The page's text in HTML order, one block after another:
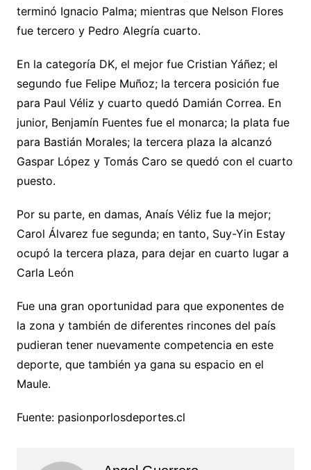
terminó Ignacio Palma; mientras que Nelson Flores
fue tercero y Pedro Alegría cuarto.
En la categoría DK, el mejor fue Cristian Yáñez; el
segundo fue Felipe Muñoz; la tercera posición fue
para Paul Véliz y cuarto quedó Damián Correa. En
junior, Benjamín Fuentes fue el monarca; la plata fue
para Bastián Morales; la tercera plaza la alcanzó
Gaspar López y Tomás Caro se quedó con el cuarto
puesto.
Por su parte, en damas, Anaís Véliz fue la mejor;
Carol Álvarez fue segunda; en tanto, Suy-Yin Estay
ocupó la tercera plaza, para dejar en cuarto lugar a
Carla León
Fue una gran oportunidad para que exponentes de
la zona y también de diferentes rincones del país
pudieran tener nuevamente competencia en este
deporte, que también ya gana su espacio en el
Maule.
Fuente: pasionporlosdeportes.cl